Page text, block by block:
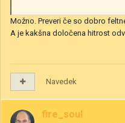
Možno. Preveri če so dobro
A je kakšna določena hitrost
Navedek
fire_soul